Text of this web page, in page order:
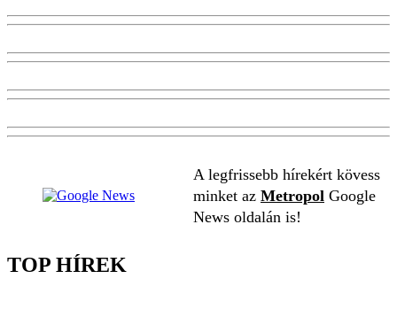
A legfrissebb hírekért kövess
minket az Metropol Google
News oldalán is!
TOP HÍREK